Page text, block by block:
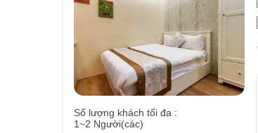
Số lượng khách tối đa :
1~2 Người(các)